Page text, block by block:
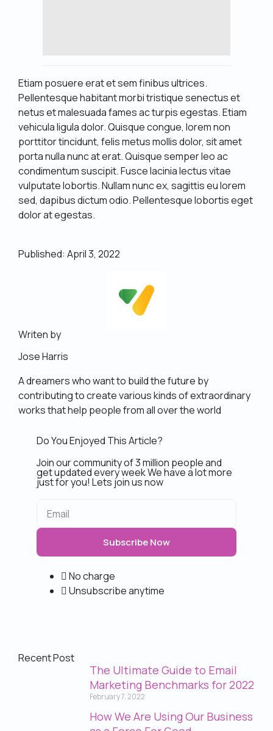
Etiam posuere erat et sem finibus ultrices.
Pellentesque habitant morbi tristique senectus et
netus et malesuada fames ac turpis egestas. Etiam
vehicula ligula dolor. Quisque congue, lorem non
porttitor tincidunt, felis metus mollis dolor, sit amet
porta nulla nunc at erat. Quisque semper leo ac
condimentum suscipit. Fusce lacinia lectus vitae
vulputate lobortis. Nullam nunc ex, sagittis eu lorem
sed, dapibus dictum odio. Pellentesque lobortis eget
dolor at egestas.
Published: April 3, 2022
Writen by
Jose Harris
A dreamers who want to build the future by
contributing to create various kinds of extraordinary
works that help people from all over the world
Do You Enjoyed This Article?
Join our community of 3 million people and
get updated every week We have a lot more
just for you! Lets join us now
Subscribe Now
No charge
Unsubscribe anytime
Recent Post
The Ultimate Guide to Email
Marketing Benchmarks for 2022
February 7, 2022
How We Are Using Our Business